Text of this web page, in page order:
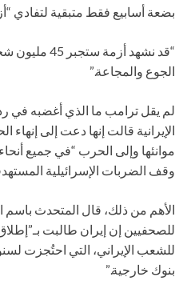
بضعة أسابيع فقط متبقية لتفادي
“قد نشهد
الجوع والمجاعة.”
لم يقل ترامب ما الذي أغضبه في
الإيرانية قالت إنها دعت إلى
موانئها وإلى الحرب “في جميع
وقف الضربات الإسرائيلية
الأهم من ذلك، قال المتحدث باسم
للصحفيين إن إيران طالبت
للشعب الإيراني، التي احتُجزت
بنوك خارجية.”